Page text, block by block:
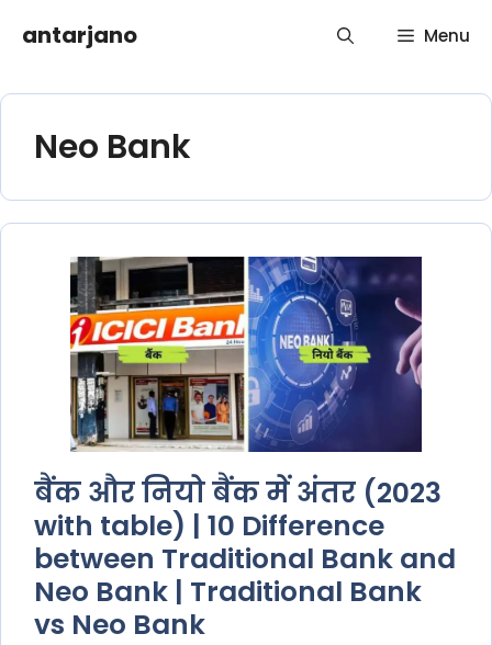
antarjano Menu
Neo Bank
बैंक और नियो बैंक में अंतर (2023
with table) | 10 Difference
between Traditional Bank and
Neo Bank | Traditional Bank
vs Neo Bank